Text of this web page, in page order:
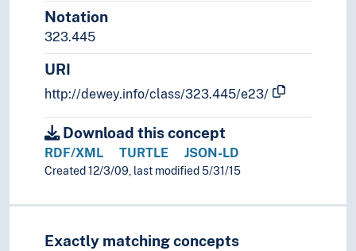
Notation
323.445
URI
http://dewey.info/class/323.445/e23/
Download this concept
RDF/XML TURTLE JSON-LD
Created 12/3/09, last modified 5/31/15
Exactly matching concepts